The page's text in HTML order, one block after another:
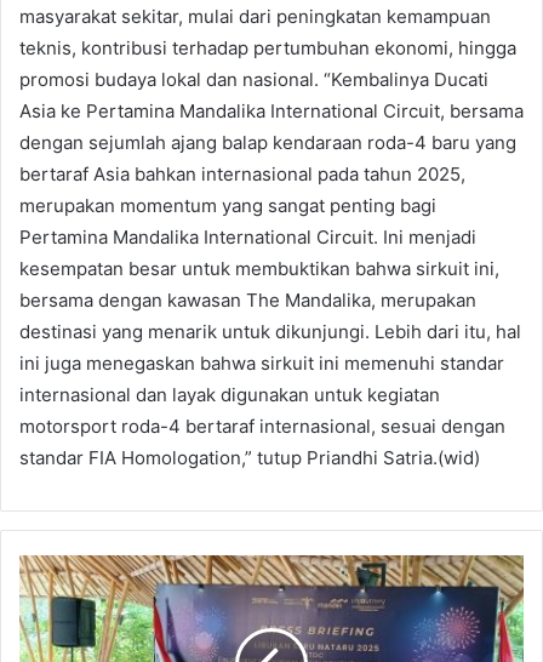
masyarakat sekitar, mulai dari peningkatan kemampuan
teknis, kontribusi terhadap pertumbuhan ekonomi, hingga
promosi budaya lokal dan nasional. “Kembalinya Ducati
Asia ke Pertamina Mandalika International Circuit, bersama
dengan sejumlah ajang balap kendaraan roda-4 baru yang
bertaraf Asia bahkan internasional pada tahun 2025,
merupakan momentum yang sangat penting bagi
Pertamina Mandalika International Circuit. Ini menjadi
kesempatan besar untuk membuktikan bahwa sirkuit ini,
bersama dengan kawasan The Mandalika, merupakan
destinasi yang menarik untuk dikunjungi. Lebih dari itu, hal
ini juga menegaskan bahwa sirkuit ini memenuhi standar
internasional dan layak digunakan untuk kegiatan
motorsport roda-4 bertaraf internasional, sesuai dengan
standar FIA Homologation,” tutup Priandhi Satria.(wid)